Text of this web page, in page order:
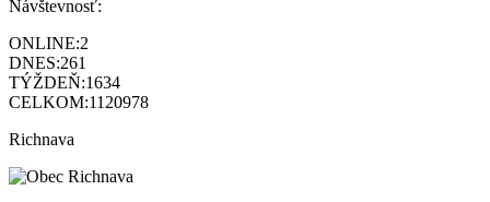
Návštevnosť:
ONLINE:2
DNES:261
TÝŽDEŇ:1634
CELKOM:1120978
Richnava